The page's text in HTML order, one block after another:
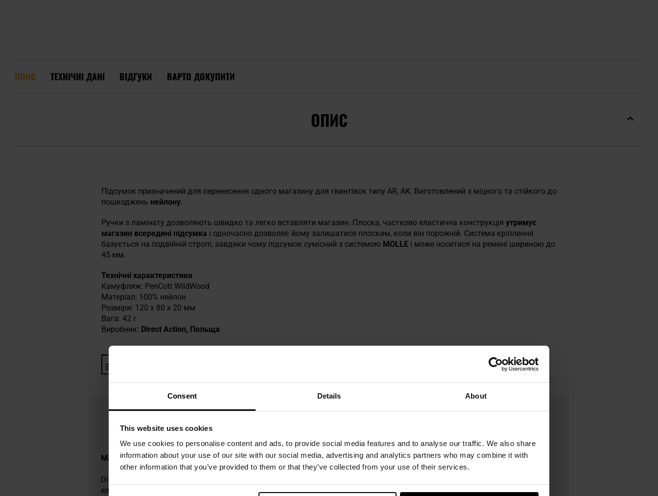
Consent Details About
This website uses cookies
We use cookies to personalise content and ads, to provide social media features and to analyse our traffic. We also share
information about your use of our site with our social media, advertising and analytics partners who may combine it with
other information that you’ve provided to them or that they’ve collected from your use of their services.
ОПИС ТЕХНІЧНІ ДАНІ ВІДГУКИ ВАРТО ДОКУПИТИ
ОПИС
Підсумок призначений для перенесення одного магазину для гвинтівок типу AR, AK. Виготовлений з міцного та стійкого до
пошкоджень нейлону.
Ручки з ламінату дозволяють швидко та легко вставляти магазин. Плоска, частково еластична конструкція утримує
магазин всередині підсумка і одночасно дозволяє йому залишатися плоским, коли він порожній. Система кріплення
базується на подвійній стропі, завдяки чому підсумок сумісний з системою MOLLE і може носитися на ремені шириною до
45 мм.
Технічні характеристики
Камуфляж: PenCott WildWood
Матеріал: 100% нейлон
Розміри: 120 x 80 x 20 мм
Вага: 42 г
Виробник: Direct Action, Польща
​Militaria.pl є офіційним дистриб’ютором бренду Direct Action.
Direct Action — польський бренд, який з 2014 року постачає сучасне тактичне спорядження, що використовується
елітними підрозділами спеціального призначення, зокрема JW GROM і французьким RAID. Поєднуючи досвід військових